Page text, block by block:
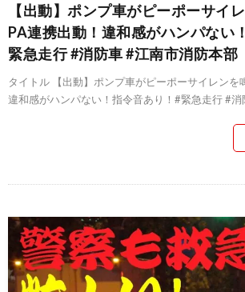
【出動】ポンプ車がピーポーサイ
PA連携出動！違和感がハンパない
緊急走行 #消防車 #江南市消防本部
タイトル 【出動】ポンプ車がピーポーサイレンを
違和感がハンパない！指令音あり！#緊急走行 #消